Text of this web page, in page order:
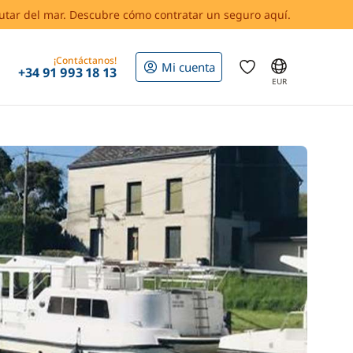
del mar. Descubre cómo contratar un seguro aquí.
¡Contáctanos!
+34 91 993 18 13 Mi cuenta
EUR